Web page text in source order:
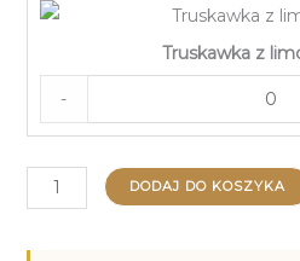
Truskawka z
-
ilość
Praliny
DODAJ DO KOSZYKA